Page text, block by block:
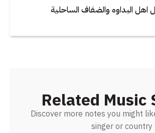
اهل البداوه والضفاف الساحلية
Related Music
Discover more notes you might
singer or country